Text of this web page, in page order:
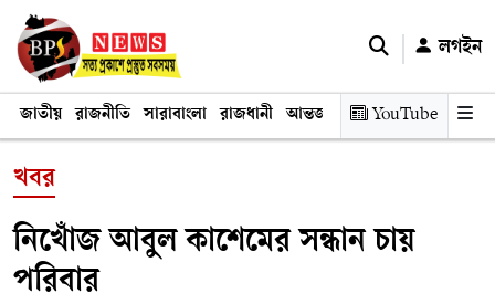
লগইন
জাতীয় রাজনীতি সারাবাংলা রাজধানী আন্তর্জাতিক অর্থনীতি তথ্য
YouTube
খবর
নিখোঁজ আবুল কাশেমের সন্ধান চায়
পরিবার